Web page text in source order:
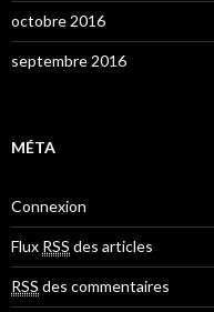
octobre 2016
septembre 2016
MÉTA
Connexion
Flux RSS des articles
RSS des commentaires